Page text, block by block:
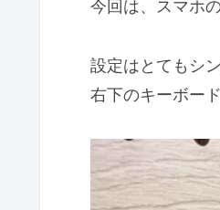
今回は、スマホ
設定はとてもシ
右下のキーボー